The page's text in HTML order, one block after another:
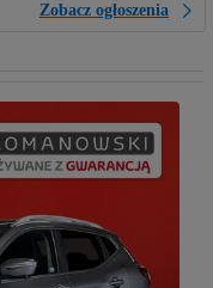
Zobacz ogłoszenia